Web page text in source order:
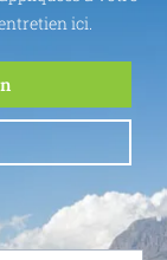
ici.